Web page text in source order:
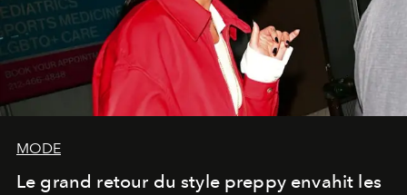
MODE
Le grand retour du style preppy envahit les